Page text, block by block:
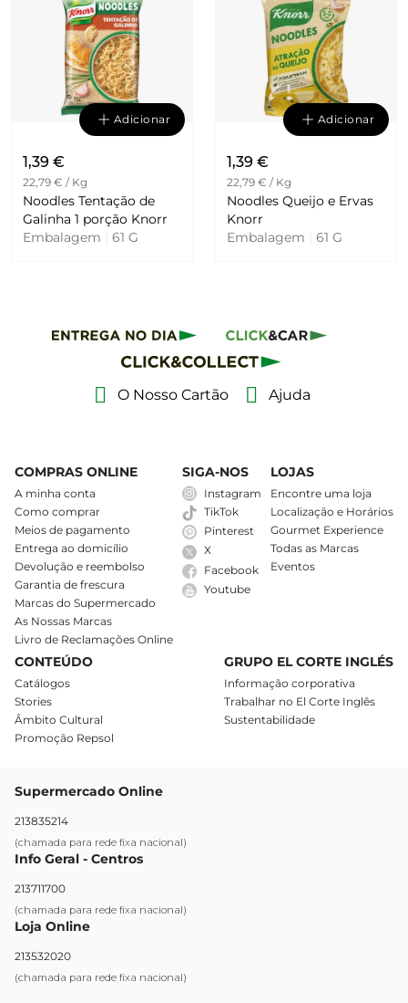
Adicionar
1,39 €
22,79 € / Kg
Noodles Tentação de
Galinha 1 porção Knorr
Embalagem
61 G
Adicionar
1,39 €
22,79 € / Kg
Noodles Queijo e Ervas
Knorr
Embalagem
61 G
O Nosso Cartão Ajuda
COMPRAS ONLINE
A minha conta
Como comprar
Meios de pagamento
Entrega ao domicílio
Devolução e reembolso
Garantia de frescura
Marcas do Supermercado
As Nossas Marcas
Livro de Reclamações Online
SIGA-NOS
Instagram
TikTok
Pinterest
X
Facebook
Youtube
LOJAS
Encontre uma loja
Localização e Horários
Gourmet Experience
Todas as Marcas
Eventos
CONTEÚDO
Catálogos
Stories
Âmbito Cultural
Promoção Repsol
GRUPO EL CORTE INGLÉS
Informação corporativa
Trabalhar no El Corte Inglês
Sustentabilidade
Supermercado Online
213835214
(chamada para rede fixa nacional)
Info Geral - Centros
213711700
(chamada para rede fixa nacional)
Loja Online
213532020
(chamada para rede fixa nacional)